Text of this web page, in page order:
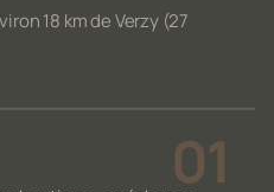
18 km de Verzy (27